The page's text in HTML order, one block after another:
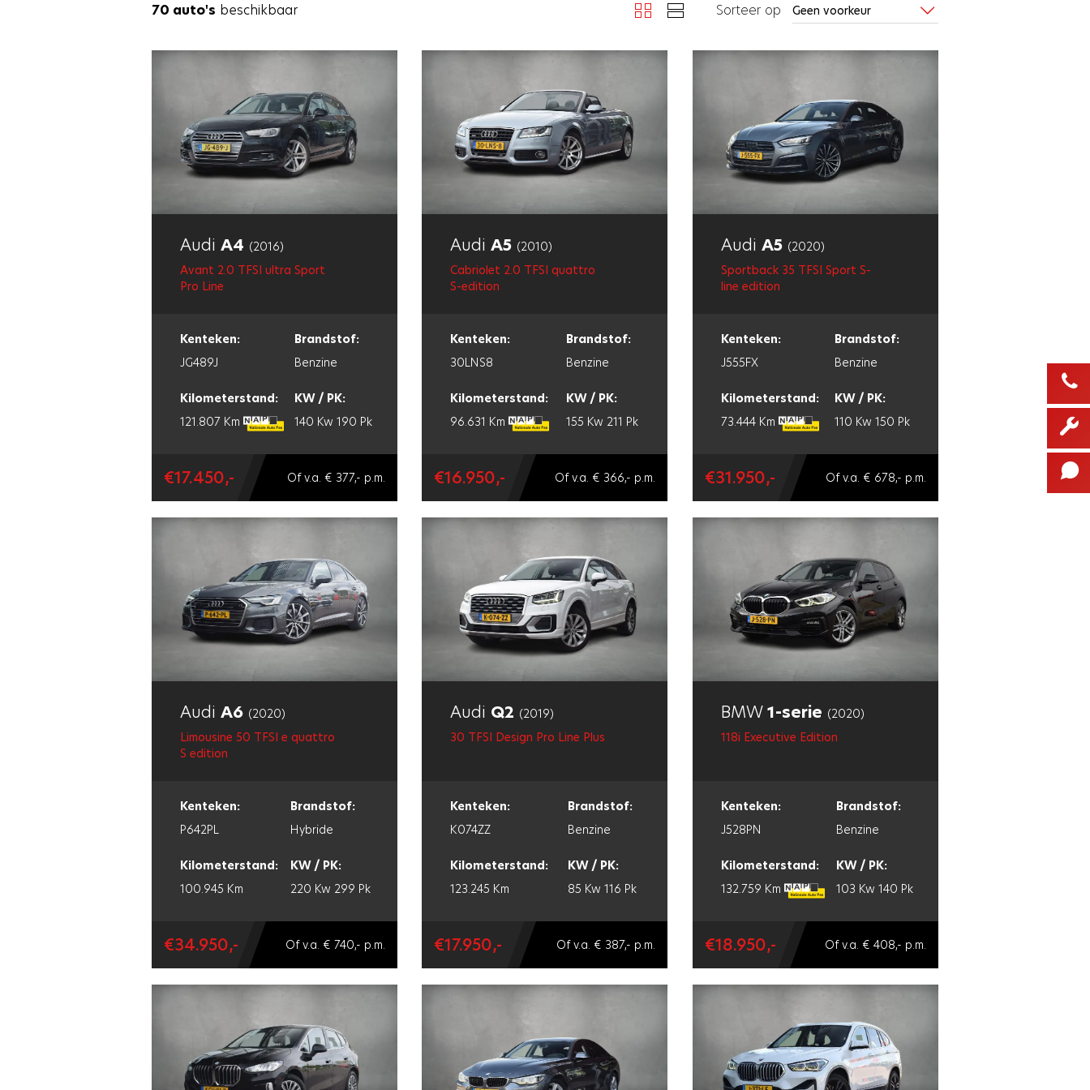
70 auto's beschikbaar Sorteer op
Audi A4 (2016)
Avant 2.0 TFSI ultra Sport
Pro Line
Kenteken:
Brandstof:
JG489J
Benzine
Kilometerstand:
KW / PK:
121.807 Km
140 Kw 190 Pk
€17.450,- Of v.a. € 377,- p.m.
AudiA5 (2010)
Cabriolet 2.0 TFSI quattro
S-edition
Kenteken:
Brandstof:
30LNS8
Benzine
Kilometerstand:
KW / PK:
96.631 Km
155 Kw 211 Pk
€16.950,- Of v.a. € 366,- p.m.
Audi A5 (2020)
Sportback 35 TFSI Sport S-
line edition
Kenteken:
Brandstof:
J555FX
Benzine
Kilometerstand:
KW / PK:
73.444 Km
110 Kw 150 Pk
€31.950,- Of v.a. € 678,- p.m.
Audi A6 (2020)
Limousine 50 TFSI e quattro
S edition
Kenteken:
Brandstof:
P642PL
Hybride
Kilometerstand:
KW / PK:
100.945 Km
220 Kw 299 Pk
€34.950,- Of v.a. € 740,- p.m.
Audi Q2 (2019)
30 TFSI Design Pro Line Plus
Kenteken:
Brandstof:
K074ZZ
Benzine
Kilometerstand:
KW / PK:
123.245 Km
85 Kw 116 Pk
€17.950,- Of v.a. € 387,- p.m.
BMW1-serie (2020)
118i Executive Edition
Kenteken:
Brandstof:
J528PN
Benzine
Kilometerstand:
KW / PK:
132.759 Km
103 Kw 140 Pk
€18.950,- Of v.a. € 408,- p.m.